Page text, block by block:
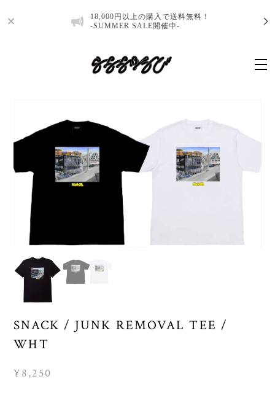
18,000円以上の購入で送料無料！
-SUMMER SALE開催中-
SNACK / JUNK REMOVAL TEE /
WHT
¥8,250